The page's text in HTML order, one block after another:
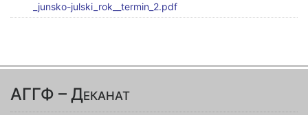
_junsko-julski_rok__termin_2.pdf
АГГФ – Деканат